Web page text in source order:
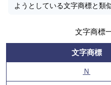
ようとしている文字商標と類
文字商標
文字商標
Ｎ